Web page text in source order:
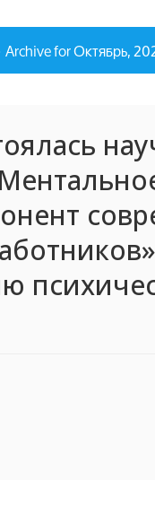
Archive for Октябрь,